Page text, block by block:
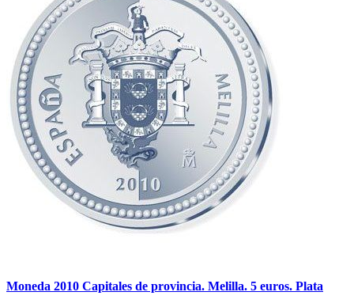
Moneda 2010 Capitales de provincia. Melilla. 5 euros. Plata